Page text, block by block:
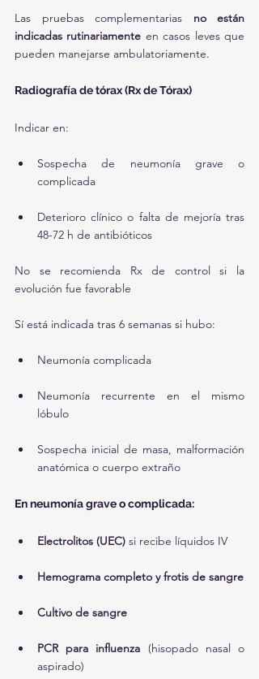
Las pruebas complementarias no están
indicadas rutinariamente en casos leves que
pueden manejarse ambulatoriamente.
Radiografía de tórax (Rx de Tórax)
Indicar en:
Sospecha de neumonía grave o
complicada
Deterioro clínico o falta de mejoría tras
48-72 h de antibióticos
No se recomienda Rx de control si la
evolución fue favorable
Sí está indicada tras 6 semanas si hubo:
Neumonía complicada
Neumonía recurrente en el mismo
lóbulo
Sospecha inicial de masa, malformación
anatómica o cuerpo extraño
En neumonía grave o complicada:
Electrolitos (UEC) si recibe líquidos IV
Hemograma completo y frotis de sangre
Cultivo de sangre
PCR para influenza (hisopado nasal o
aspirado)